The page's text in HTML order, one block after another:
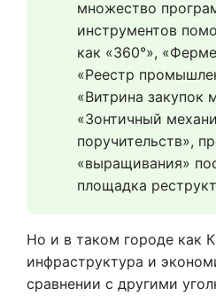
множество
инструментов
как «360°»,
«Реестр
«Витрина закупок
«Зонтичный
поручительств»,
«выращивания»
площадка
Но и в таком городе как
инфраструктура и
сравнении с другими